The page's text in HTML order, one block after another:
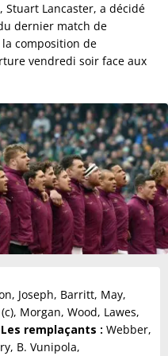
Stuart Lancaster, a décidé
dernier match de
composition de
vendredi soir face aux
Joseph, Barritt, May,
Morgan, Wood, Lawes,
Les remplaçants : Webber,
B. Vunipola,